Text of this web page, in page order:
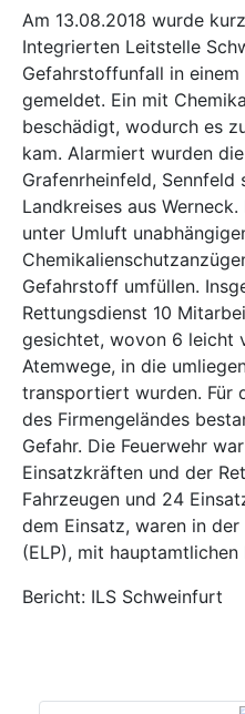
Am 13.08.2018 wurde
Integrierten Leitstelle
Gefahrstoffunfall in
gemeldet. Ein mit
beschädigt, wodurch es
kam. Alarmiert wurden
Grafenrheinfeld,
Landkreises aus
unter Umluft
Gefahrstoff umfüllen.
Rettungsdienst 10
gesichtet, wovon 6 leicht
Atemwege, in die
transportiert wurden. Für
des Firmengeländes
Gefahr. Die Feuerwehr
Einsatzkräften und der
Fahrzeugen und 24
dem Einsatz, waren in
(ELP), mit
Bericht: ILS Schweinfurt